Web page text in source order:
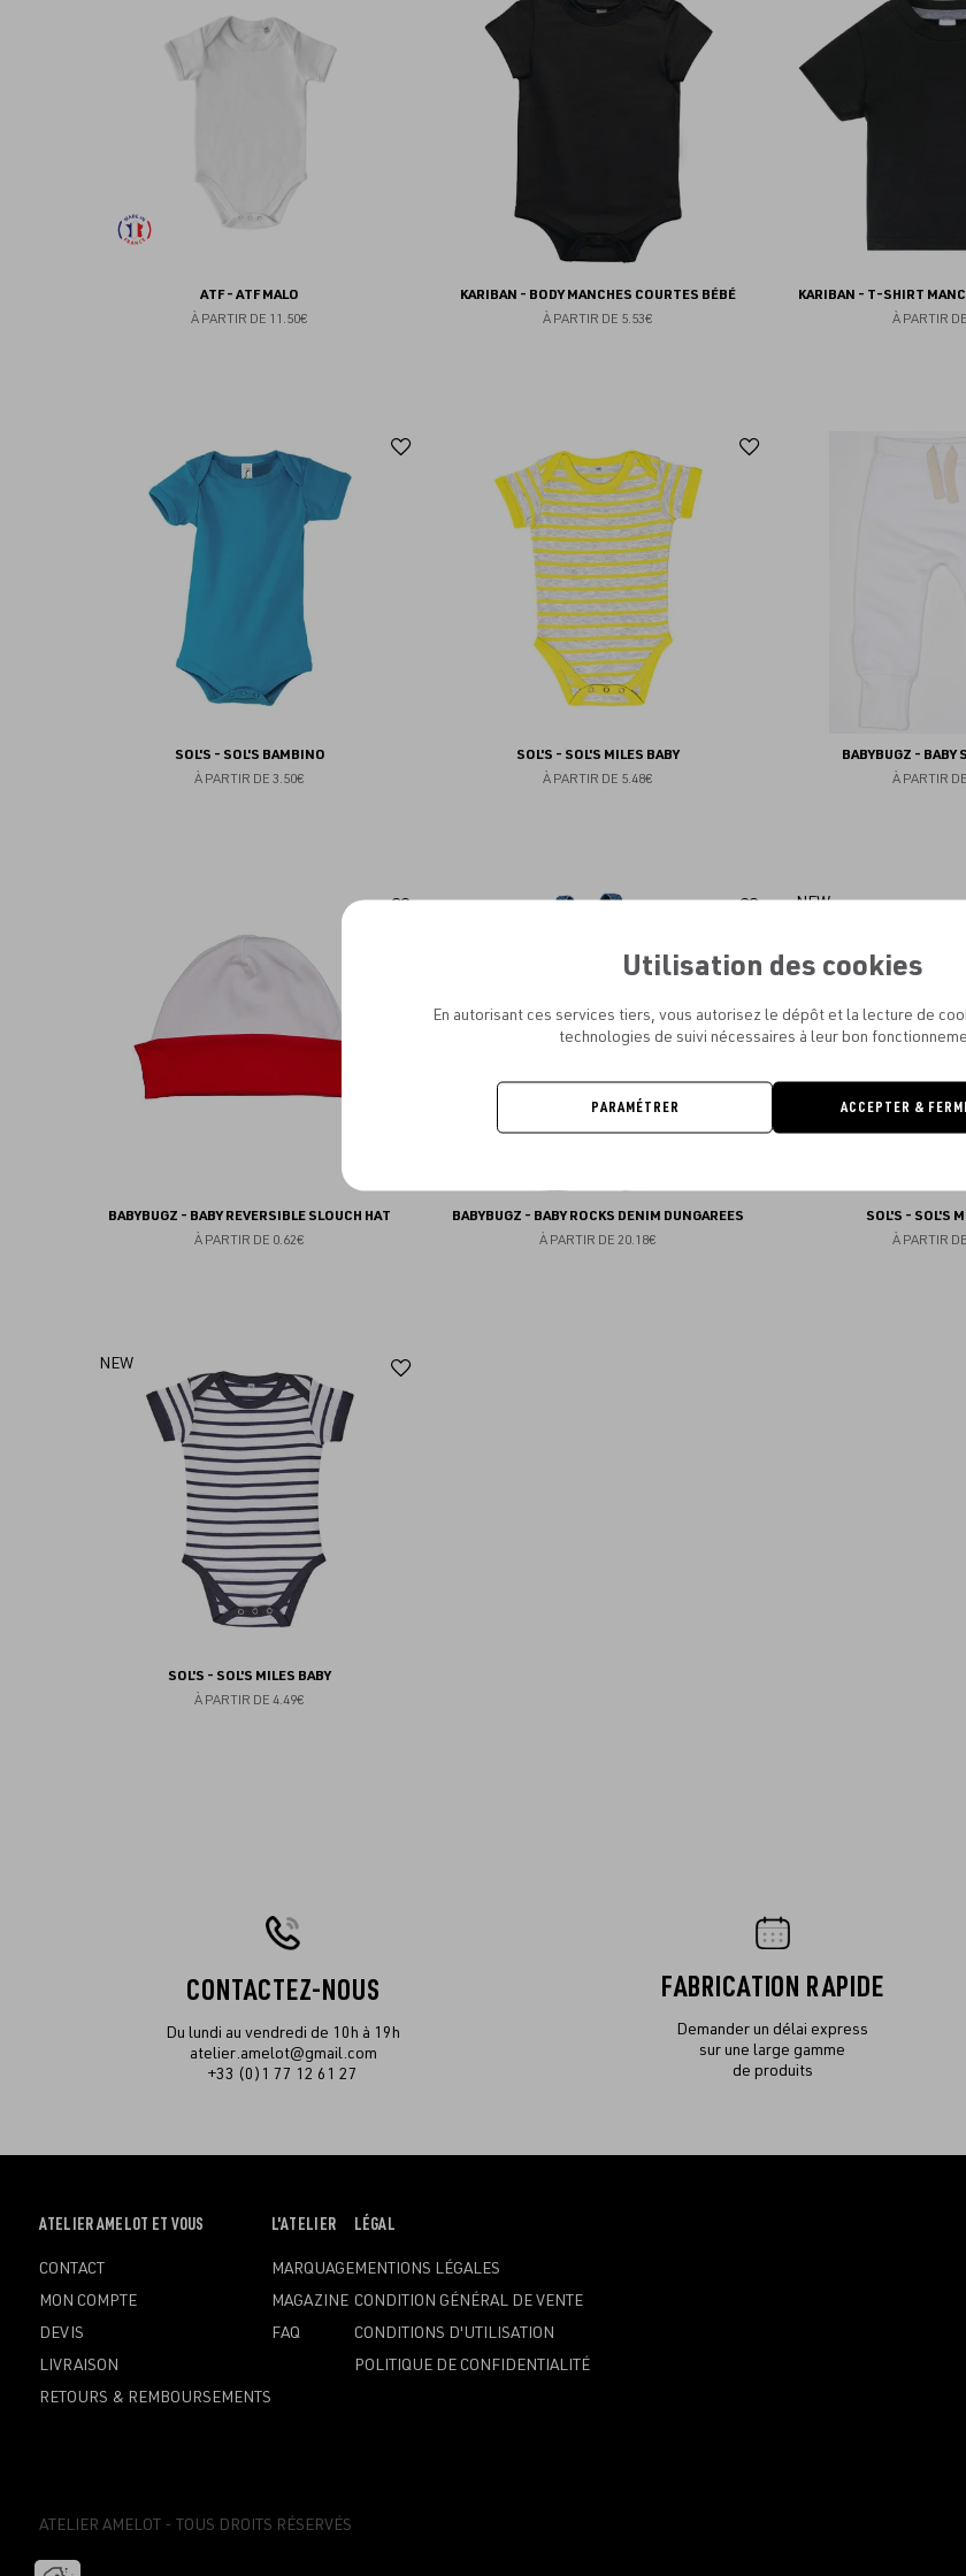
ATF - ATF MALO
À PARTIR DE 11.50€
KARIBAN - BODY MANCHES COURTES BÉBÉ
À PARTIR DE 5.53€
favoris
KARIBAN - T-SHIRT
À PARTIR DE
SOL'S - SOL'S BAMBINO
À PARTIR DE 3.50€
SOL'S - SOL'S MILES BABY
À PARTIR DE 5.48€
BABYBUGZ - BABY
À PARTIR DE
BABYBUGZ - BABY REVERSIBLE SLOUCH HAT
À PARTIR DE 0.62€
Ajouter
BABYBUGZ - BABY ROCKS DENIM DUNGAREES
À PARTIR DE 20.18€
Ajouter
favoris
NEW
SOL'S - SOL'S
À PARTIR DE
NEW
SOL'S - SOL'S MILES BABY
À PARTIR DE 4.49€
CONTACTEZ-NOUS
Du lundi au vendredi de 10h à 19h
atelier.amelot@gmail.com
+33 (0)1 77 12 61 27
FABRICATION RAPIDE
Demander un délai express
sur une large gamme
de produits
OUVRIR
MENU
ATELIER AMELOT ET VOUS
CONTACT
MON COMPTE
DEVIS
LIVRAISON
RETOURS & REMBOURSEMENTS
OUVRIR
MENU
L'ATELIER
MARQUAGE
MAGAZINE
FAQ
OUVRIR
MENU
LÉGAL
MENTIONS LÉGALES
CONDITION GÉNÉRAL DE VENTE
CONDITIONS D'UTILISATION
POLITIQUE DE CONFIDENTIALITÉ
ATELIER AMELOT - TOUS DROITS RÉSERVÉS
Utilisation des cookies
En autorisant ces services tiers, vous autorisez le dépôt et la lecture de
technologies de suivi nécessaires à leur bon
PARAMÉTRER ACCEPTER &